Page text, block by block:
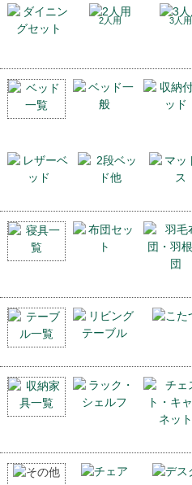
2人用 3人用